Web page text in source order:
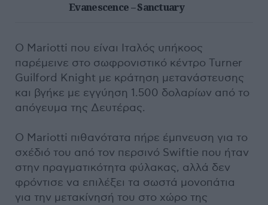
Evanescence – Sanctuary
Ο Mariotti που είναι Ιταλός υπήκοος
παρέμεινε στο σωφρονιστικό κέντρο Turner
Guilford Knight με κράτηση μετανάστευσης
και βγήκε με εγγύηση 1.500 δολαρίων από το
απόγευμα της Δευτέρας.
Ο Mariotti πιθανότατα πήρε έμπνευση για το
σχέδιό του από τον περσινό Swiftie που ήταν
στην πραγματικότητα φύλακας, αλλά δεν
φρόντισε να επιλέξει τα σωστά μονοπάτια
για την μετακίνησή του στο χώρο της